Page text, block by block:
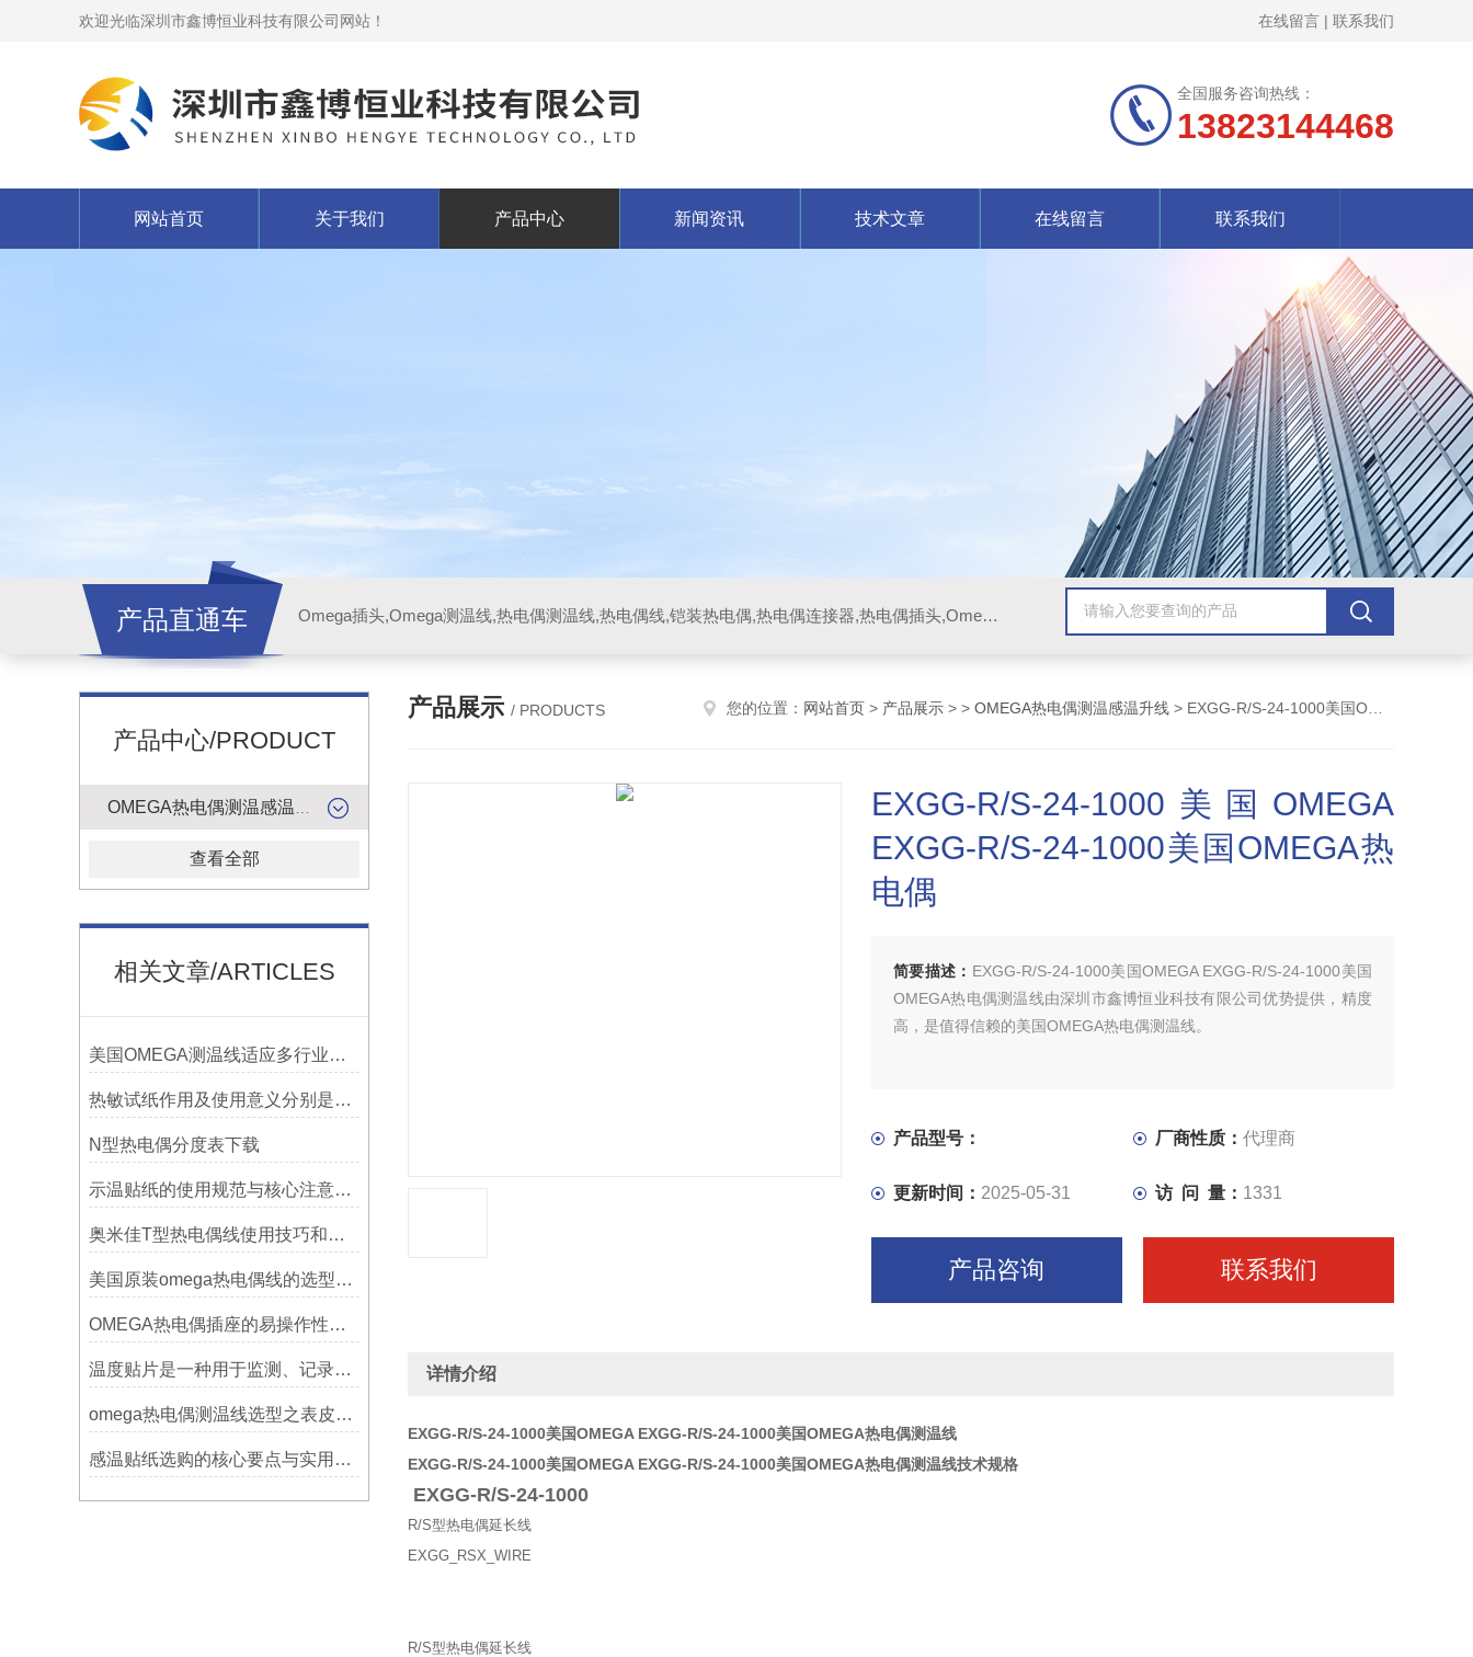
欢迎光临深圳市鑫博恒业科技有限公司网站！ 在线留言 | 联系我们
全国服务咨询热线：
13823144468
网站首页 关于我们 产品中心 新闻资讯 技术文章 在线留言 联系我们
产品直通车 Omega插头,Omega测温线,热电偶测温线,热电偶线,铠装热电偶,热电偶连接器,热电偶插头,Omega热电偶线,T型热电偶线,TMC测温纸
产品中心/PRODUCT
查看全部
相关文章/ARTICLES
美国OMEGA测温线适应多行业需求
热敏试纸作用及使用意义分别是什么？
N型热电偶分度表下载
示温贴纸的使用规范与核心注意事项解读
奥米佳T型热电偶线使用技巧和选择方法
美国原装omega热电偶线的选型指标
OMEGA热电偶插座的易操作性探讨
温度贴片是一种用于监测、记录或指示温度变化的工具
omega热电偶测温线选型之表皮绝缘耐温
感温贴纸选购的核心要点与实用建议
产品展示 / PRODUCTS 您的位置： 网站首页 > 产品展示 > > OMEGA热电偶测温感温升线 > EXGG-R/S-24-1000美国OMEGA EXGG-R/S-24-1000美国OMEGA热电偶
EXGG-R/S-24-1000美国OMEGA
EXGG-R/S-24-1000美国OMEGA热
电偶
简要描述： EXGG-R/S-24-1000美国OMEGA EXGG-R/S-24-1000美国
OMEGA热电偶测温线由深圳市鑫博恒业科技有限公司优势提供，精度
高，是值得信赖的美国OMEGA热电偶测温线。
产品型号： 厂商性质： 代理商
更新时间： 2025-05-31 访 问 量： 1331
产品咨询 联系我们
详情介绍
EXGG-R/S-24-1000美国OMEGA EXGG-R/S-24-1000美国OMEGA热电偶测温线
EXGG-R/S-24-1000美国OMEGA EXGG-R/S-24-1000美国OMEGA热电偶测温线技术规格
EXGG-R/S-24-1000
R/S型热电偶延长线
EXGG_RSX_WIRE
R/S型热电偶延长线